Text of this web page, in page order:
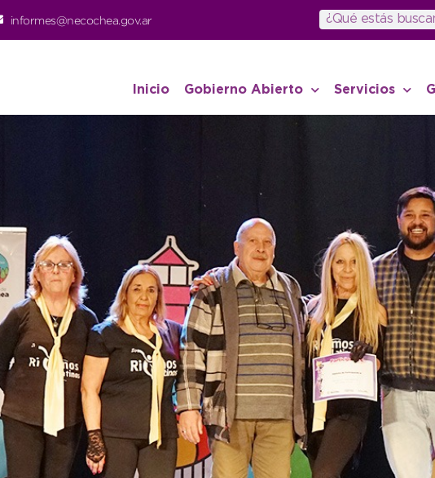
informes@necochea.gov.ar
Inicio Gobierno Abierto Servicios